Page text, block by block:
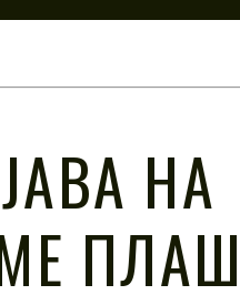
НА